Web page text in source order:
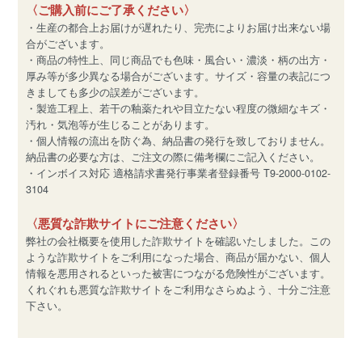
〈ご購入前にご了承ください〉
・生産の都合上お届けが遅れたり、完売によりお届け出来ない場
合がございます。
・商品の特性上、同じ商品でも色味・風合い・濃淡・柄の出方・
厚み等が多少異なる場合がございます。サイズ・容量の表記につ
きましても多少の誤差がございます。
・製造工程上、若干の釉薬たれや目立たない程度の微細なキズ・
汚れ・気泡等が生じることがあります。
・個人情報の流出を防ぐ為、納品書の発行を致しておりません。
納品書の必要な方は、ご注文の際に備考欄にご記入ください。
・インボイス対応 適格請求書発行事業者登録番号 T9-2000-0102-
3104
〈悪質な詐欺サイトにご注意ください〉
弊社の会社概要を使用した詐欺サイトを確認いたしました。この
ような詐欺サイトをご利用になった場合、商品が届かない、個人
情報を悪用されるといった被害につながる危険性がございます。
くれぐれも悪質な詐欺サイトをご利用なさらぬよう、十分ご注意
下さい。